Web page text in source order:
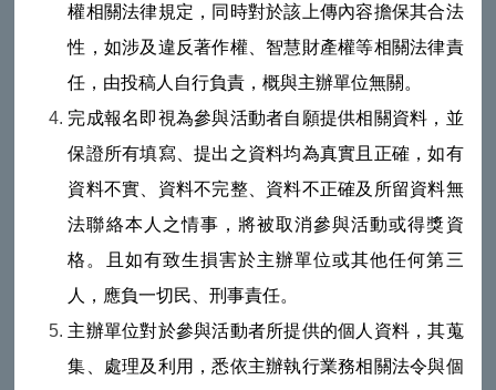
權相關法律規定，同時對於該上傳內容擔保其合法
性，如涉及違反著作權、智慧財產權等相關法律責
任，由投稿人自行負責，概與主辦單位無關。
完成報名即視為參與活動者自願提供相關資料，並
保證所有填寫、提出之資料均為真實且正確，如有
資料不實、資料不完整、資料不正確及所留資料無
法聯絡本人之情事，將被取消參與活動或得獎資
格。且如有致生損害於主辦單位或其他任何第三
人，應負一切民、刑事責任。
主辦單位對於參與活動者所提供的個人資料，其蒐
集、處理及利用，悉依主辦執行業務相關法令與個